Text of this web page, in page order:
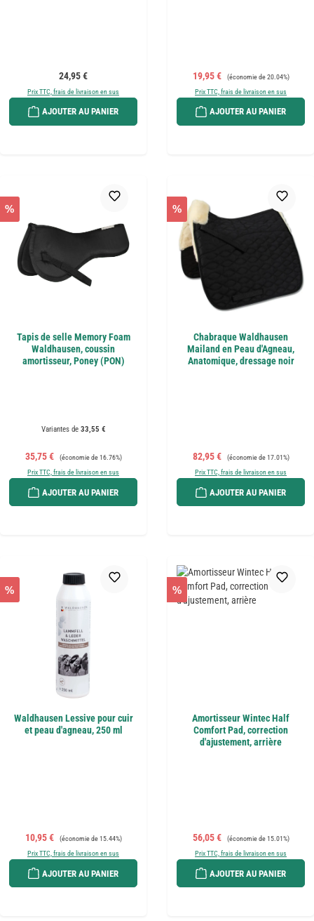
Prix régulier :
24,95 €
Prix TTC, frais de livraison en sus
AJOUTER AU PANIER
Prix de vente :
19,95 € Prix régulier :
(économie de 20.04%)
Prix TTC, frais de livraison en sus
AJOUTER AU PANIER
%
Tapis de selle Memory Foam
Waldhausen, coussin
amortisseur, Poney (PON)
Variantes de33,55 €
Prix de vente :
35,75 € Prix régulier :
(économie de 16.76%)
Prix TTC, frais de livraison en sus
AJOUTER AU PANIER
%
Chabraque Waldhausen
Mailand en Peau d'Agneau,
Anatomique, dressage noir
Prix de vente :
82,95 € Prix régulier :
(économie de 17.01%)
Prix TTC, frais de livraison en sus
AJOUTER AU PANIER
%
Waldhausen Lessive pour cuir
et peau d'agneau, 250 ml
Prix de vente :
10,95 € Prix régulier :
(économie de 15.44%)
Prix TTC, frais de livraison en sus
AJOUTER AU PANIER
%
Amortisseur Wintec Half
Comfort Pad, correction
d'ajustement, arrière
Prix de vente :
56,05 € Prix régulier :
(économie de 15.01%)
Prix TTC, frais de livraison en sus
AJOUTER AU PANIER